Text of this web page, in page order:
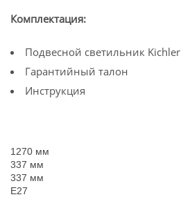
Комплектация:
Подвесной светильник Kichler
Гарантийный талон
Инструкция
1270 мм
337 мм
337 мм
E27